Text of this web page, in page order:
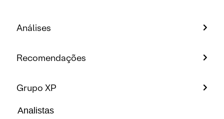
Análises
Recomendações
Grupo XP
Analistas